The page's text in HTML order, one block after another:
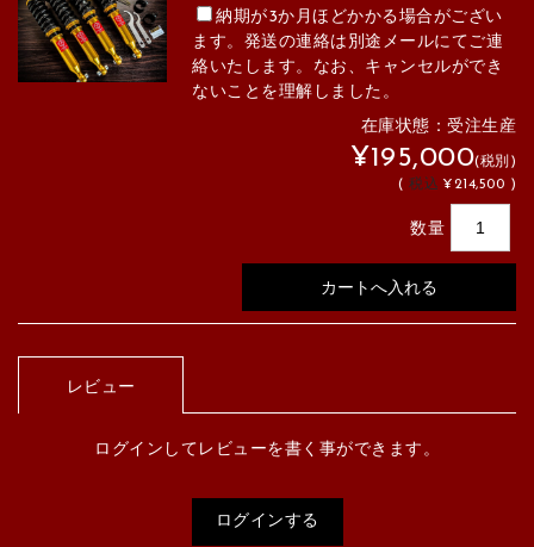
納期が3か月ほどかかる場合がござい
ます。発送の連絡は別途メールにてご連
絡いたします。なお、キャンセルができ
ないことを理解しました。
在庫状態：受注生産
¥195,000(税別)
(税込 ¥214,500 )
数量
レビュー
ログインしてレビューを書く事ができます。
ログインする